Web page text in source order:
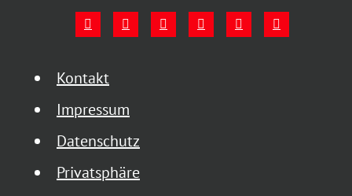
Kontakt
Impressum
Datenschutz
Privatsphäre